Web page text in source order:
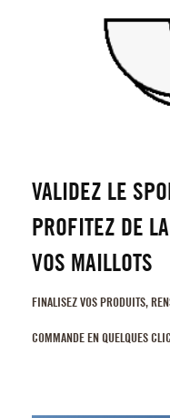
VALIDEZ LE
PROFITEZ DE
VOS MAILLOTS
FINALISEZ VOS PRODUITS,
COMMANDE EN QUELQUES